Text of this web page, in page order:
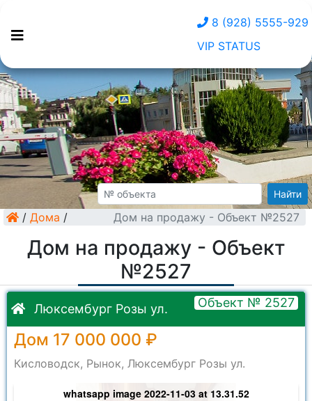
8 (928) 5555-929
VIP STATUS
Найти
/ Дома / Дом на продажу - Объект №2527
Дом на продажу - Объект
№2527
Люксембург Розы ул. Объект № 2527
Дом 17 000 000 ₽
Кисловодск, Рынок, Люксембург Розы ул.
whatsapp image 2022-11-03 at 13.31.52